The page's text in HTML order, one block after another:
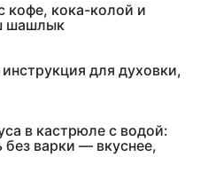
кофе, кока-колой и
шашлык
для духовки,
в кастрюле с водой:
без варки — вкуснее,